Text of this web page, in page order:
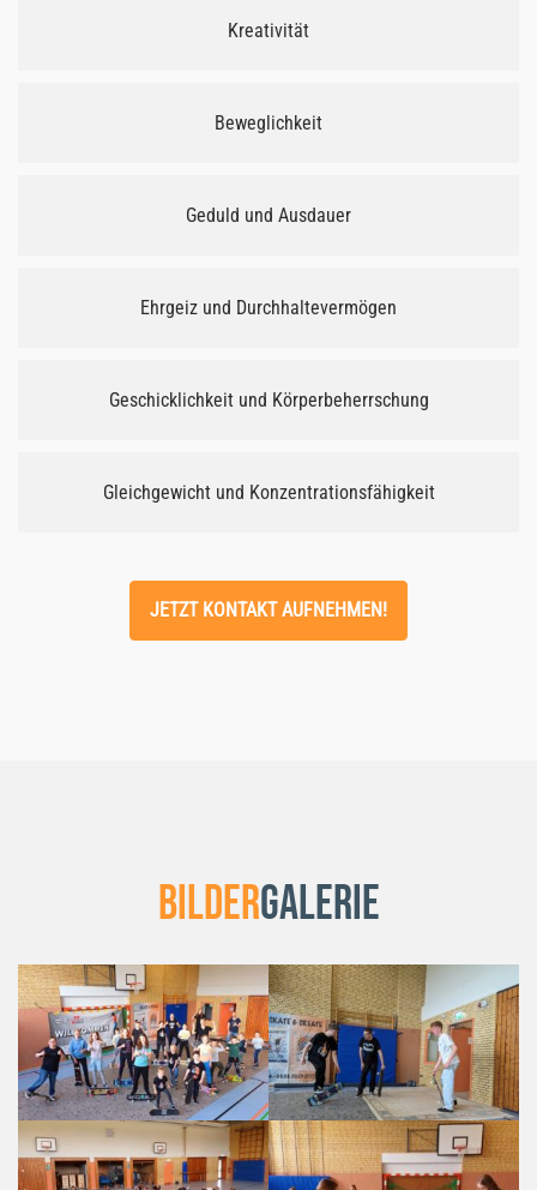
Kreativität
Beweglichkeit
Geduld und Ausdauer
Ehrgeiz und Durchhaltevermögen
Geschicklichkeit und Körperbeherrschung
Gleichgewicht und Konzentrationsfähigkeit
JETZT KONTAKT AUFNEHMEN!
BilderGalerie